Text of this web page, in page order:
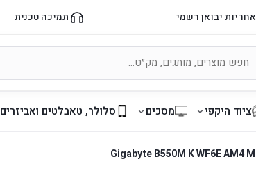
אחריות יבואן רשמי תמיכה טכנית
ציוד היקפי מסכים סלולר, טאבלטים ואביזרים